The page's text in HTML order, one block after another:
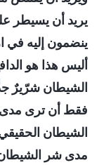
يريد أن يسيطر
ينضمون إليه في
أليس هذا هو
الشيطان شرّيرٌ
فقط أن ترى مدى
الشيطان
مدى شر